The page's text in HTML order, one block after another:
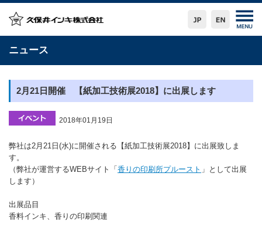
ニュース
2月21日開催 【紙加工技術展2018】に出展します
2018年01月19日
弊社は2月21日(水)に開催される【紙加工技術展2018】に出展致しま
す。
（弊社が運営するWEBサイト「 香りの印刷所プルースト 」として出展
します）
出展品目
香料インキ、香りの印刷関連